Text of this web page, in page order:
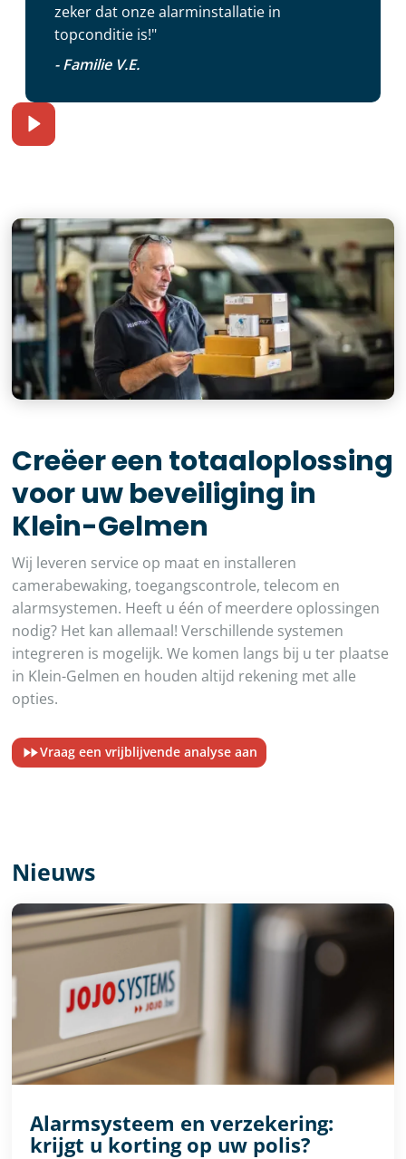
zeker dat onze alarminstallatie in
topconditie is!"
- Familie V.E.
Creëer een totaaloplossing
voor uw beveiliging in
Klein-Gelmen
Wij leveren service op maat en installeren
camerabewaking, toegangscontrole, telecom en
alarmsystemen. Heeft u één of meerdere oplossingen
nodig? Het kan allemaal! Verschillende systemen
integreren is mogelijk. We komen langs bij u ter plaatse
in Klein-Gelmen en houden altijd rekening met alle
opties.
Vraag een vrijblijvende analyse aan
Nieuws
Alarmsysteem en verzekering:
krijgt u korting op uw polis?